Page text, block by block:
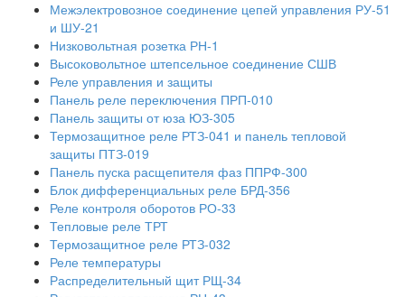
Межэлектровозное соединение цепей управления РУ-51
и ШУ-21
Низковольтная розетка РН-1
Высоковольтное штепсельное соединение СШВ
Реле управления и защиты
Панель реле переключения ПРП-010
Панель защиты от юза ЮЗ-305
Термозащитное реле РТЗ-041 и панель тепловой
защиты ПТЗ-019
Панель пуска расщепителя фаз ППРФ-300
Блок дифференциальных реле БРД-356
Реле контроля оборотов РО-33
Тепловые реле ТРТ
Термозащитное реле РТЗ-032
Реле температуры
Распределительный щит РЩ-34